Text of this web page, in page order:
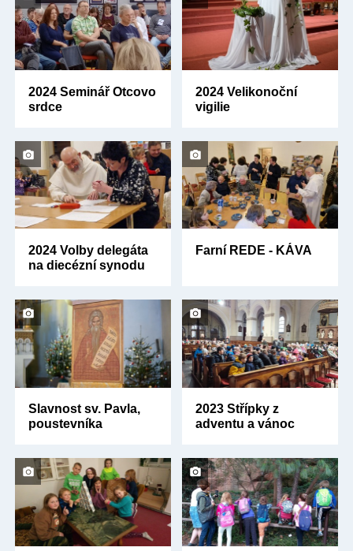
2024 Seminář Otcovo
srdce
2024 Velikonoční
vigilie
2024 Volby delegáta
na diecézní synodu
Farní REDE - KÁVA
Slavnost sv. Pavla,
poustevníka
2023 Střípky z
adventu a vánoc